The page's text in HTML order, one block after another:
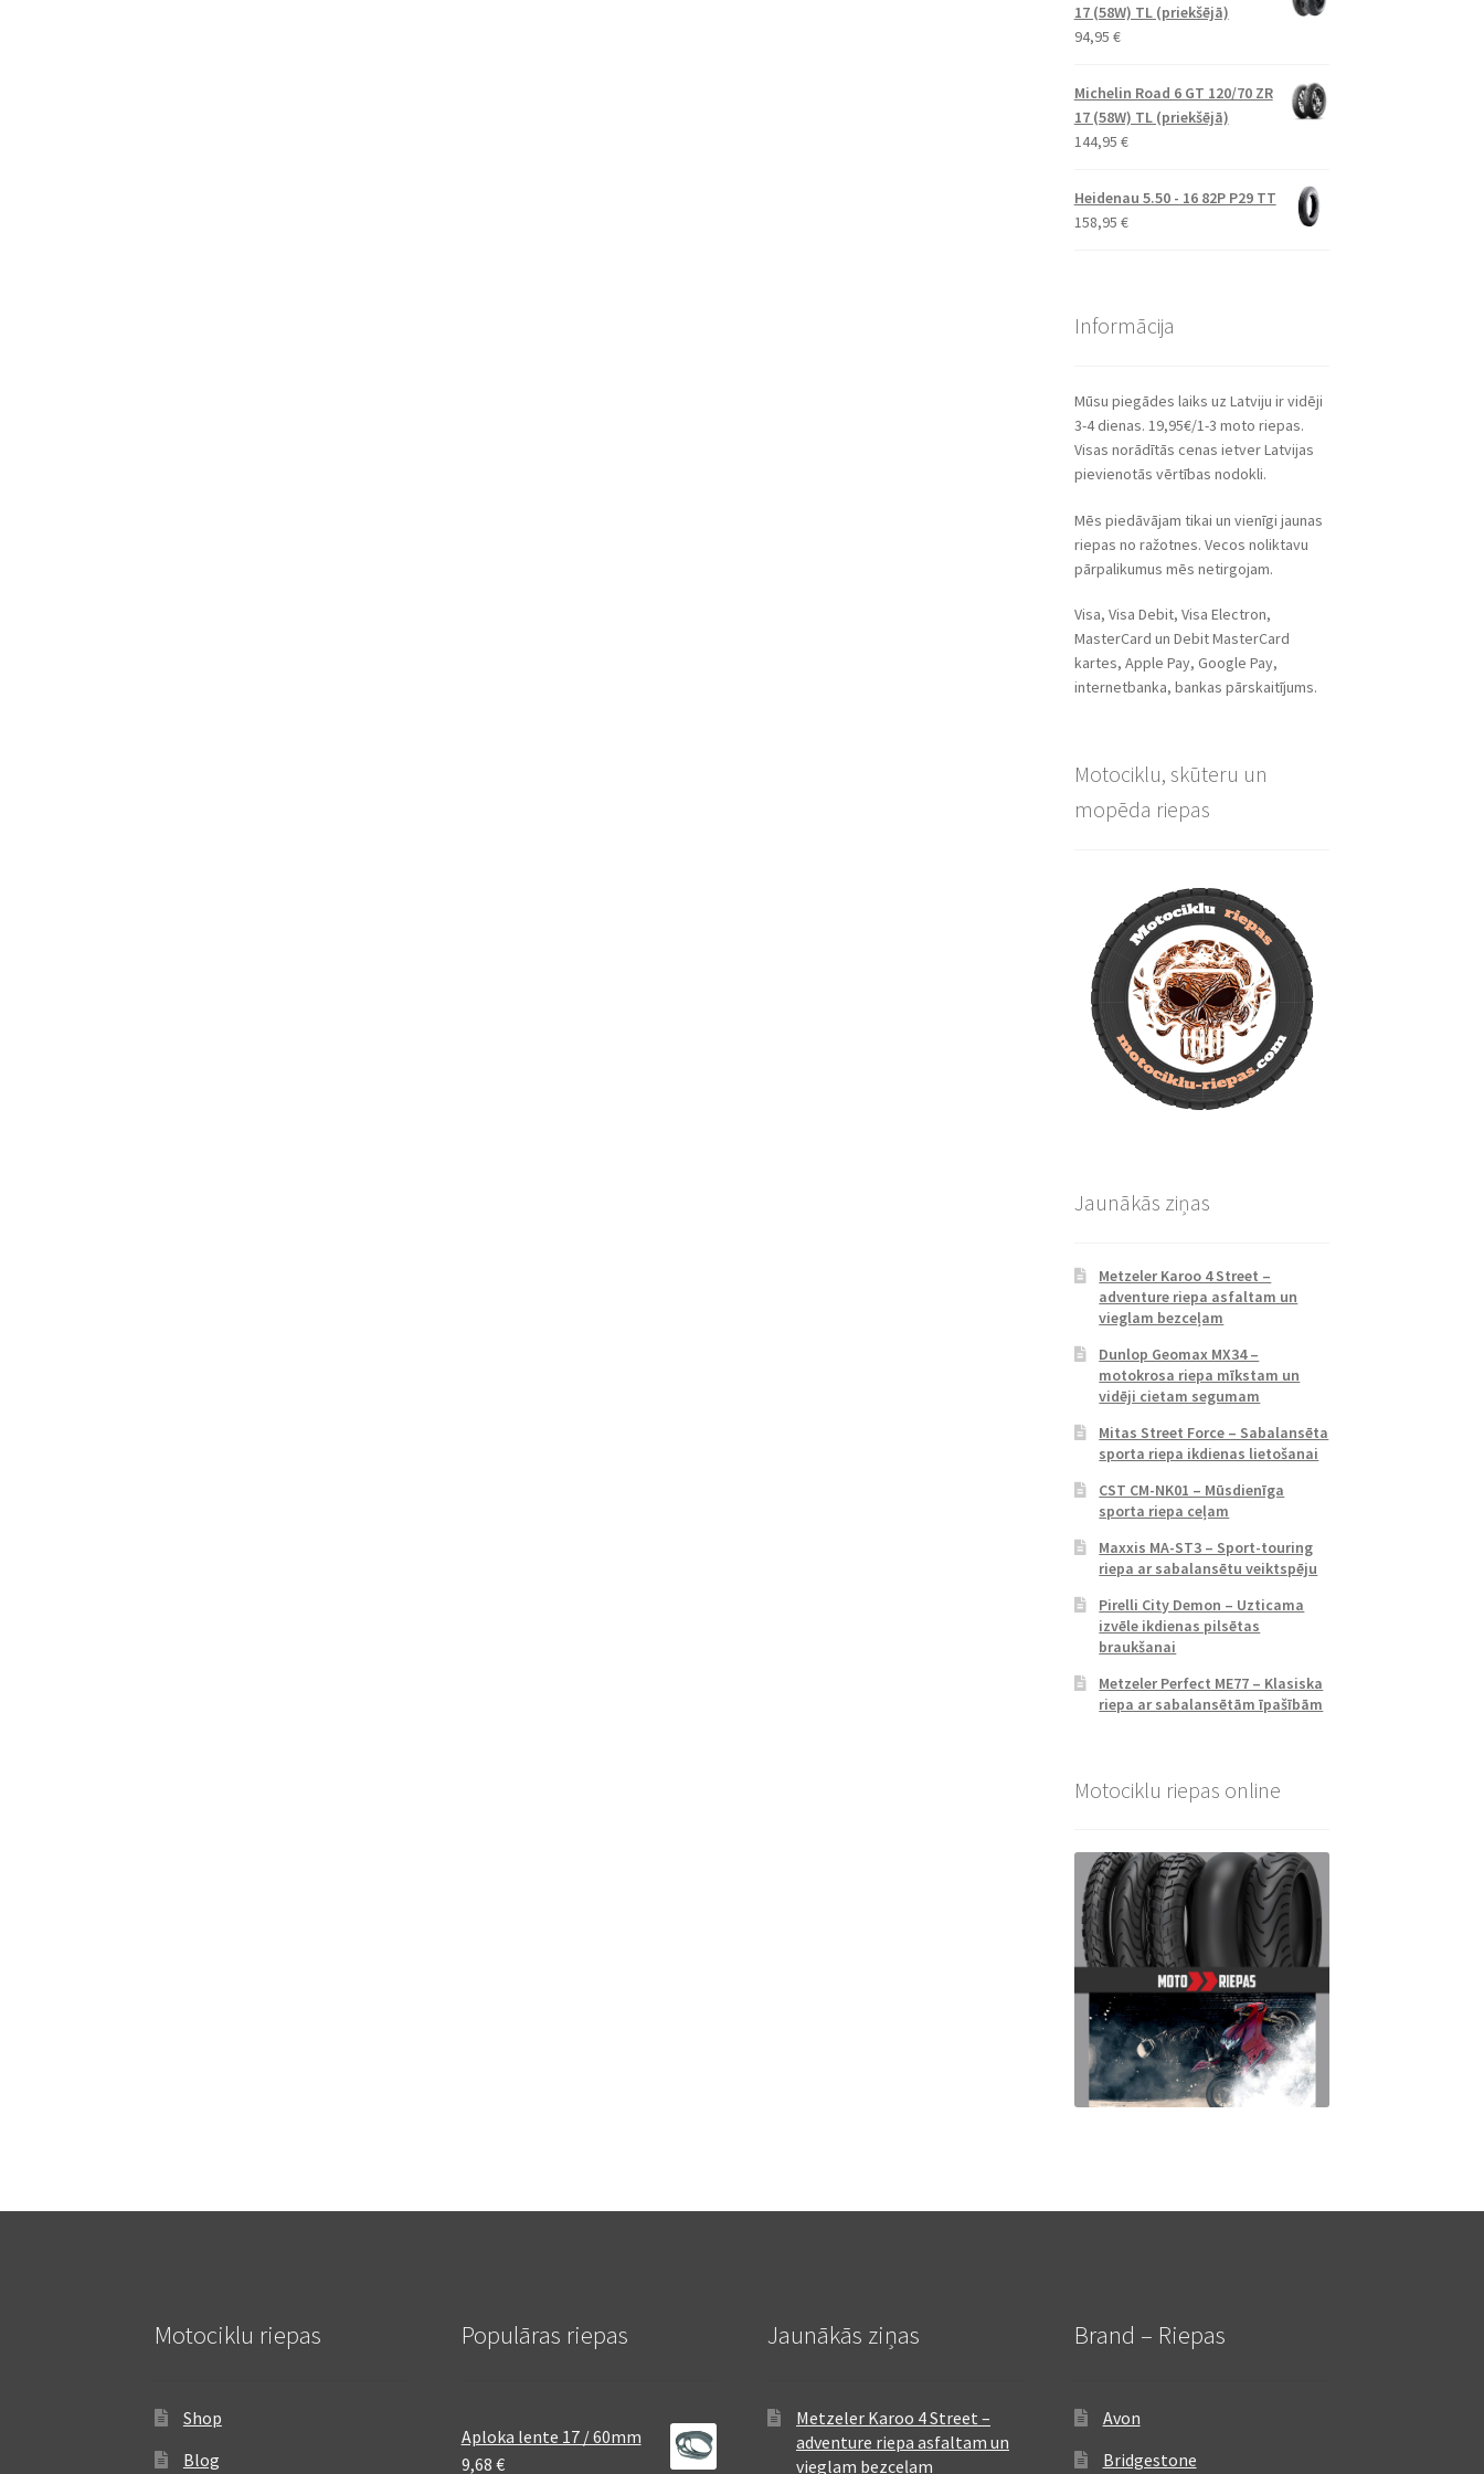
17 (58W) TL (priekšējā)
94,95 €
Michelin Road 6 GT 120/70 ZR
17 (58W) TL (priekšējā)
144,95 €
Heidenau 5.50 - 16 82P P29 TT
158,95 €
Informācija
Mūsu piegādes laiks uz Latviju ir vidēji
3-4 dienas. 19,95€/1-3 moto riepas.
Visas norādītās cenas ietver Latvijas
pievienotās vērtības nodokli.
Mēs piedāvājam tikai un vienīgi jaunas
riepas no ražotnes. Vecos noliktavu
pārpalikumus mēs netirgojam.
Visa, Visa Debit, Visa Electron,
MasterCard un Debit MasterCard
kartes, Apple Pay, Google Pay,
internetbanka, bankas pārskaitījums.
Motociklu, skūteru un
mopēda riepas
Jaunākās ziņas
Metzeler Karoo 4 Street –
adventure riepa asfaltam un
vieglam bezceļam
Dunlop Geomax MX34 –
motokrosa riepa mīkstam un
vidēji cietam segumam
Mitas Street Force – Sabalansēta
sporta riepa ikdienas lietošanai
CST CM-NK01 – Mūsdienīga
sporta riepa ceļam
Maxxis MA-ST3 – Sport-touring
riepa ar sabalansētu veiktspēju
Pirelli City Demon – Uzticama
izvēle ikdienas pilsētas
braukšanai
Metzeler Perfect ME77 – Klasiska
riepa ar sabalansētām īpašībām
Motociklu riepas online
Motociklu riepas
Shop
Blog
Populāras riepas
Aploka lente 17 / 60mm
9,68 €
Jaunākās ziņas
Metzeler Karoo 4 Street –
adventure riepa asfaltam un
vieglam bezceļam
Brand – Riepas
Avon
Bridgestone